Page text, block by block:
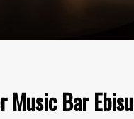
Music Bar Ebisu